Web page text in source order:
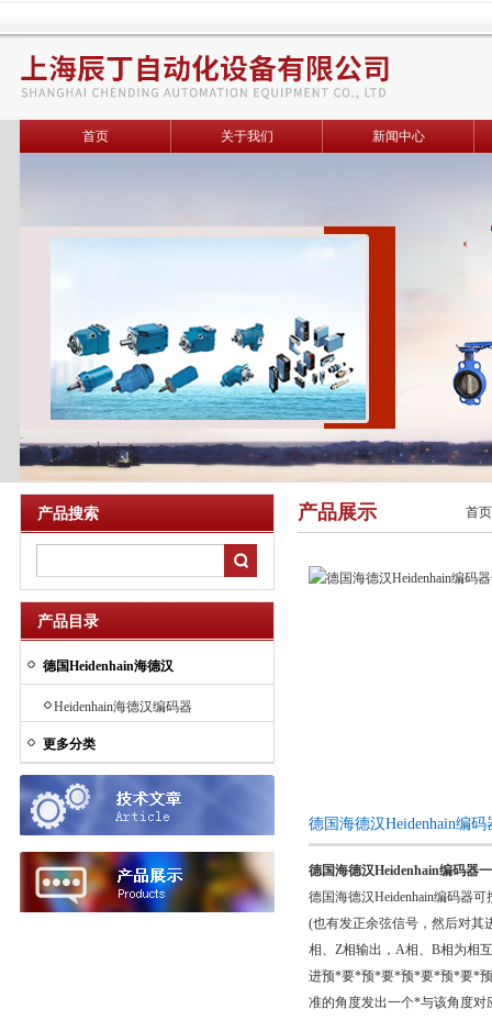
首页 关于我们 新闻中心
产品搜索
产品目录
德国Heidenhain海德汉
Heidenhain海德汉编码器
更多分类
产品展示 首页
德国海德汉Heidenhain编
德国海德汉Heidenhain编码器
德国海德汉Heidenhain编码器
(也有发正余弦信号，然后对
相、Z相输出，A相、B相为相
进预*要*预*要*预*要*预*要*预
准的角度发出一个*与该角度